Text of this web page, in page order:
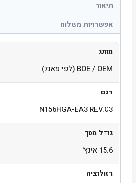
תיאור
אפשרויות משלוח
מותג
BOE / OEM (לפי פאנל)
דגם
N156HGA-EA3 REV.C3
גודל מסך
15.6 אינץ'
רזולוציה